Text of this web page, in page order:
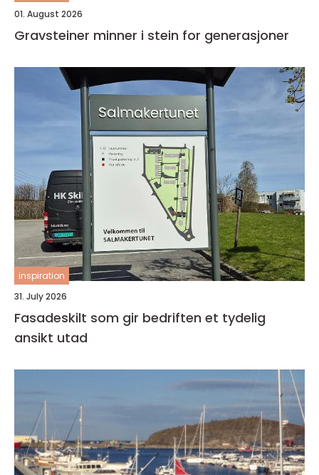
01. August 2026
Gravsteiner minner i stein for generasjoner
inspiration
31. July 2026
Fasadeskilt som gir bedriften et tydelig
ansikt utad